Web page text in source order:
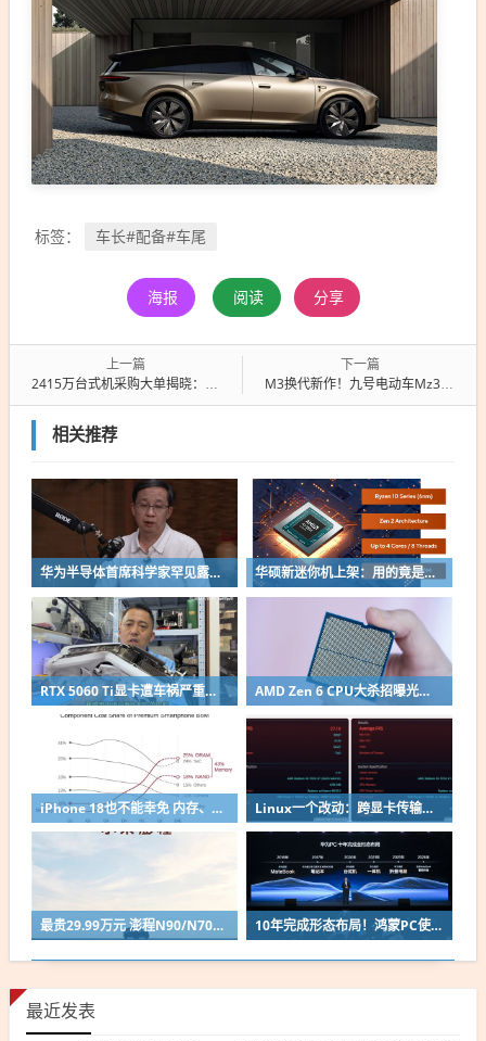
标签： 车长#配备#车尾
海报 阅读 分享
上一篇
2415万台式机采购大单揭晓：浪潮独揽1362万 华为第二、联想第三
下一篇
M3换代新作！九号电动车Mz3官宣本月亮相：硬朗机甲风焕新
相关推荐
华为半导体首席科学家罕见露面：摩尔定律迭代逻辑已变 经济性早已停滞 华硕新迷你机上架：用的竟是AMD Zen 2改名老芯片！
RTX 5060 Ti显卡遭车祸严重变形：因PCB短未伤到核心成功修复 AMD Zen 6 CPU大杀招曝光：不再无脑全核拉满！
iPhone 18也不能幸免 内存、闪存吞噬手机利润：成本占到43% Linux一个改动：跨显卡传输性能涨超80%！
最贵29.99万元 澎程N90/N70官宣后！雷军：要让小米汽车走出米粉圈 10年完成形态布局！鸿蒙PC使用时长已与华为传统架构Windows电脑持平
最近发表